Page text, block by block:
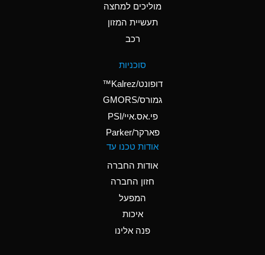
Ammonium Nitrite
Ammonium Persulfate
Ammonium Phosphate
A
Ammonium Sulfate
A
Amyl Acetate (Banana
מוליכים למחצה
תעשיית המזון
רכב
סוכניות
דופונט/Kalrez™
גמורס/GMORS
פי.אס.איי/PSI
פארקר/Parker
אודות טכנו עד
אודות החברה
חזון החברה
המפעל
איכות
פנה אלינו